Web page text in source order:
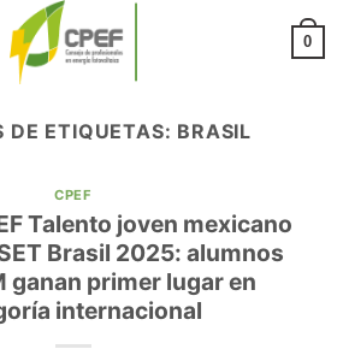
0
DE ETIQUETAS: BRASIL
CPEF
Talento joven mexicano
Brasil 2025: alumnos
ganan primer lugar en
internacional